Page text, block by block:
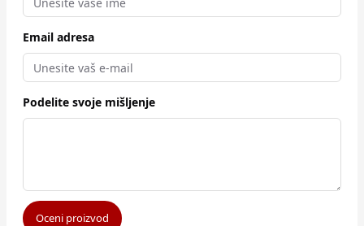
Email adresa
Podelite svoje mišljenje
Oceni proizvod